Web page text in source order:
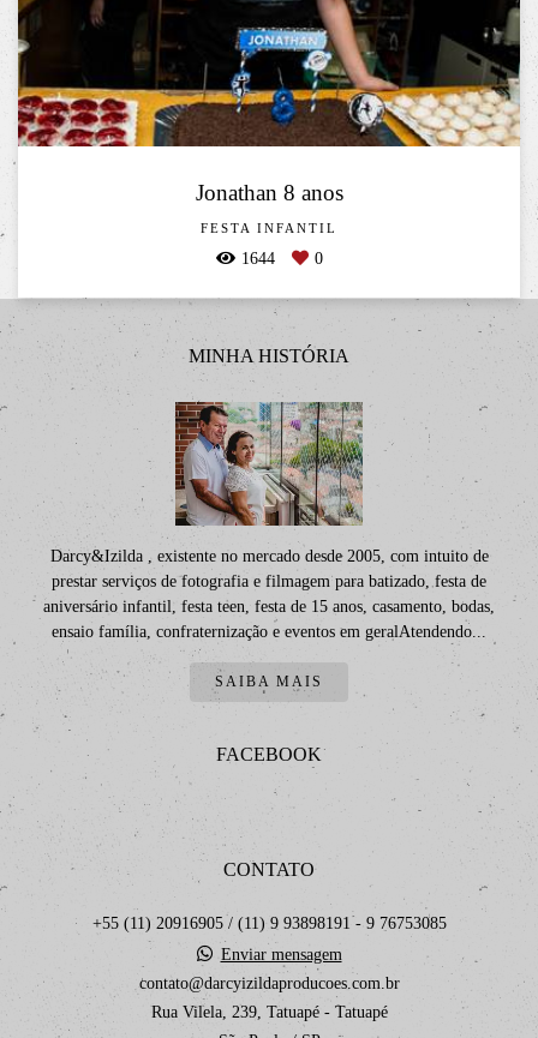
Jonathan 8 anos
FESTA INFANTIL
1644 0
MINHA HISTÓRIA
Darcy&Izilda , existente no mercado desde 2005, com intuito de
prestar serviços de fotografia e filmagem para batizado, festa de
aniversário infantil, festa teen, festa de 15 anos, casamento, bodas,
ensaio família, confraternização e eventos em geralAtendendo...
SAIBA MAIS
FACEBOOK
CONTATO
+55 (11) 20916905 / (11) 9 93898191 - 9 76753085
Enviar mensagem
contato@darcyizildaproducoes.com.br
Rua Vilela, 239, Tatuapé - Tatuapé